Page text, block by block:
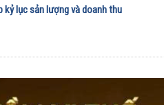
kỷ lục sản lượng và doanh thu